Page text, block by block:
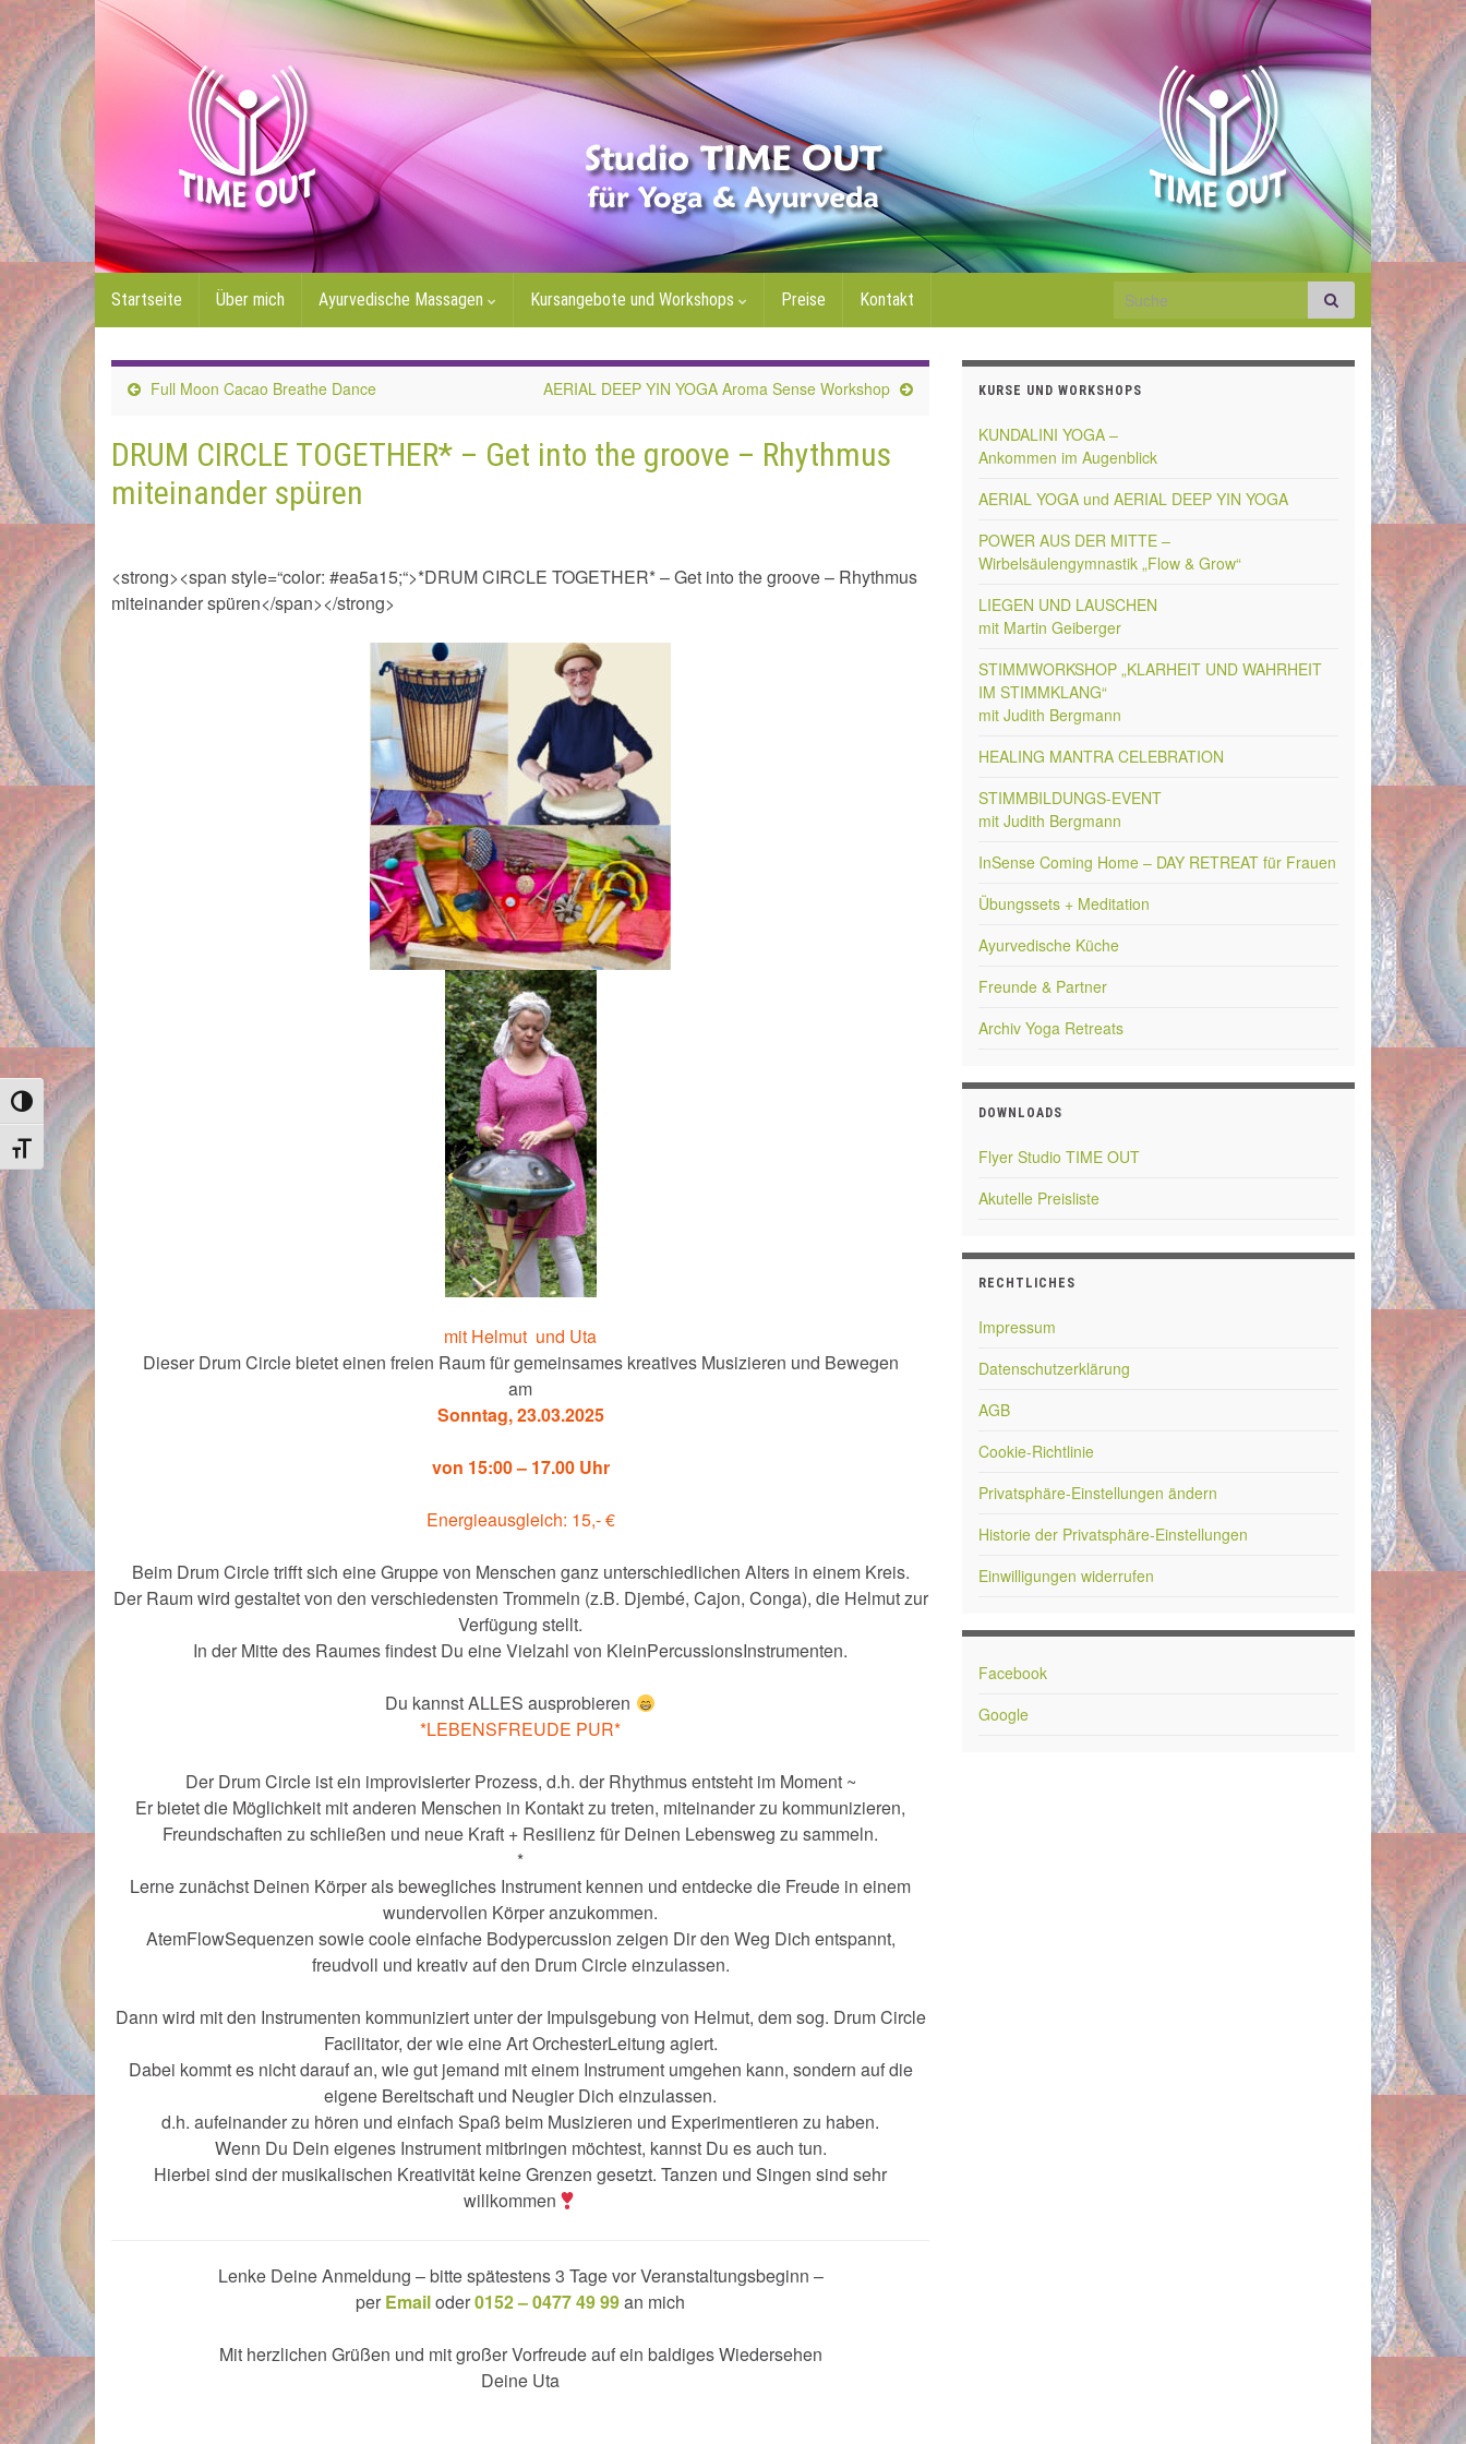
Umschalten auf hohe Kontraste
Schrift vergrößern
Startseite Über mich Ayurvedische Massagen Kursangebote und Workshops Preise Kontakt Search for:
Full Moon Cacao Breathe Dance AERIAL DEEP YIN YOGA Aroma Sense Workshop
DRUM CIRCLE TOGETHER* – Get into the groove – Rhythmus
miteinander spüren
<strong><span style=“color: #ea5a15;“>*DRUM CIRCLE TOGETHER* – Get into the groove – Rhythmus
miteinander spüren</span></strong>
mit Helmut und Uta
Dieser Drum Circle bietet einen freien Raum für gemeinsames kreatives Musizieren und Bewegen
am
Sonntag, 23.03.2025
von 15:00 – 17.00 Uhr
Energieausgleich: 15,- €
Beim Drum Circle trifft sich eine Gruppe von Menschen ganz unterschiedlichen Alters in einem Kreis.
Der Raum wird gestaltet von den verschiedensten Trommeln (z.B. Djembé, Cajon, Conga), die Helmut zur
Verfügung stellt.
In der Mitte des Raumes findest Du eine Vielzahl von KleinPercussionsInstrumenten.
Du kannst ALLES ausprobieren
*LEBENSFREUDE PUR*
Der Drum Circle ist ein improvisierter Prozess, d.h. der Rhythmus entsteht im Moment ~
Er bietet die Möglichkeit mit anderen Menschen in Kontakt zu treten, miteinander zu kommunizieren,
Freundschaften zu schließen und neue Kraft + Resilienz für Deinen Lebensweg zu sammeln.
*
Lerne zunächst Deinen Körper als bewegliches Instrument kennen und entdecke die Freude in einem
wundervollen Körper anzukommen.
AtemFlowSequenzen sowie coole einfache Bodypercussion zeigen Dir den Weg Dich entspannt,
freudvoll und kreativ auf den Drum Circle einzulassen.
Dann wird mit den Instrumenten kommuniziert unter der Impulsgebung von Helmut, dem sog. Drum Circle
Facilitator, der wie eine Art OrchesterLeitung agiert.
Dabei kommt es nicht darauf an, wie gut jemand mit einem Instrument umgehen kann, sondern auf die
eigene Bereitschaft und Neugier Dich einzulassen.
d.h. aufeinander zu hören und einfach Spaß beim Musizieren und Experimentieren zu haben.
Wenn Du Dein eigenes Instrument mitbringen möchtest, kannst Du es auch tun.
Hierbei sind der musikalischen Kreativität keine Grenzen gesetzt. Tanzen und Singen sind sehr
willkommen
Lenke Deine Anmeldung – bitte spätestens 3 Tage vor Veranstaltungsbeginn –
per Emailoder0152 – 0477 49 99an mich
Mit herzlichen Grüßen und mit großer Vorfreude auf ein baldiges Wiedersehen
Deine Uta
KURSE UND WORKSHOPS
KUNDALINI YOGA –
Ankommen im Augenblick
AERIAL YOGA und AERIAL DEEP YIN YOGA
POWER AUS DER MITTE –
Wirbelsäulengymnastik „Flow & Grow“
LIEGEN UND LAUSCHEN
mit Martin Geiberger
STIMMWORKSHOP „KLARHEIT UND WAHRHEIT
IM STIMMKLANG“
mit Judith Bergmann
HEALING MANTRA CELEBRATION
STIMMBILDUNGS-EVENT
mit Judith Bergmann
InSense Coming Home – DAY RETREAT für Frauen
Übungssets + Meditation
Ayurvedische Küche
Freunde & Partner
Archiv Yoga Retreats
DOWNLOADS
Flyer Studio TIME OUT
Akutelle Preisliste
RECHTLICHES
Impressum
Datenschutzerklärung
AGB
Cookie-Richtlinie
Privatsphäre-Einstellungen ändern
Historie der Privatsphäre-Einstellungen
Einwilligungen widerrufen
Facebook
Google